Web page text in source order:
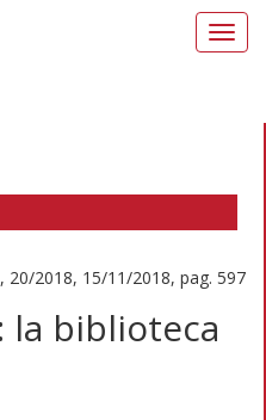
20/2018, 15/11/2018, pag. 597
la biblioteca